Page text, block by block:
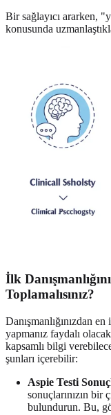
Bir sağlayıcı ararken,
konusunda
İlk
Toplamalısınız?
Danışmanlığınızdan
yapmanız faydalı
kapsamlı bilgi
şunları içerebilir:
Aspie Testi
sonuçlarınızın bir
bulundurun. Bu,